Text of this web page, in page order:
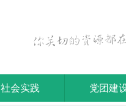
社会实践 党团建